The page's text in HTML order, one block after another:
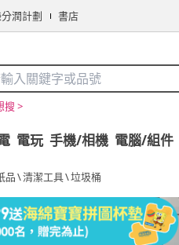
潤計劃 書店
搜 >
電玩 手機/相機 電腦/組件
品\清潔工具\垃圾桶